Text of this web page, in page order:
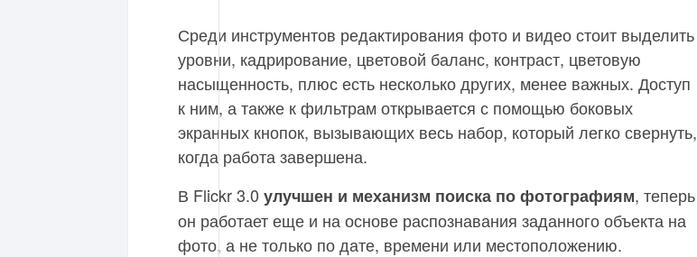
Среди инструментов редактирования фото и видео стоит выделить
уровни, кадрирование, цветовой баланс, контраст, цветовую
насыщенность, плюс есть несколько других, менее важных. Доступ
к ним, а также к фильтрам открывается с помощью боковых
экранных кнопок, вызывающих весь набор, который легко свернуть,
когда работа завершена.
В Flickr 3.0 улучшен и механизм поиска по фотографиям, теперь
он работает еще и на основе распознавания заданного объекта на
фото, а не только по дате, времени или местоположению.